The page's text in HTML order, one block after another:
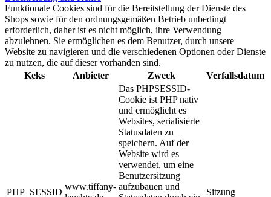
Funktionale Cookies sind für die Bereitstellung der Dienste des
Shops sowie für den ordnungsgemäßen Betrieb unbedingt
erforderlich, daher ist es nicht möglich, ihre Verwendung
abzulehnen. Sie ermöglichen es dem Benutzer, durch unsere
Website zu navigieren und die verschiedenen Optionen oder Dienste
zu nutzen, die auf dieser vorhanden sind.
Keks
Anbieter Zweck Verfallsdatum
PHP_SESSID
www.tiffany-
Das PHPSESSID-
Cookie ist PHP nativ
und ermöglicht es
Websites, serialisierte
Statusdaten zu
speichern. Auf der
Website wird es
verwendet, um eine
Benutzersitzung
aufzubauen und
Sitzung